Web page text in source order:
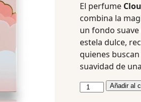
El perfume
combina la
un fondo
estela dulce,
quienes
suavidad de
Añadir al